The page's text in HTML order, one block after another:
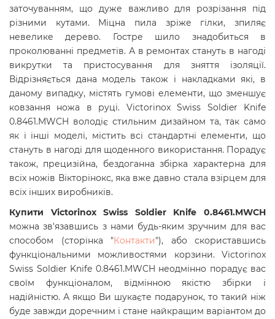
заточуванням, що дуже важливо для розрізання під
різними кутами. Міцна пила зріже гілки, зпиляє
невелике дерево. Гостре шило знадобиться в
проколюванні предметів. А в ремонтах стануть в нагоді
викрутки та пристосування для зняття ізоляції.
Відрізняється дана модель також і накладками які, в
даному випадку, містять гумові елементи, що зменшує
ковзання ножа в руці. Victorinox Swiss Soldier Knife
0.8461.MWCH володіє стильним дизайном та, так само
як і інші моделі, містить всі стандартні елементи, що
стануть в нагоді для щоденного використання. Порадує
також, прецизійна, бездоганна збірка характерна для
всіх ножів Вікторінокс, яка вже давно стала взірцем для
всіх інших виробників.
Купити Victorinox Swiss Soldier Knife 0.8461.MWCH
можна зв'язавшись з нами будь-яким зручним для вас
способом (сторінка "Контакти"), або скориставшись
функціональними можливостями корзини. Victorinox
Swiss Soldier Knife 0.8461.MWCH неодмінно порадує вас
своїм функціоналом, відмінною якістю збірки і
надійністю. А якщо Ви шукаєте подарунок, то такий ніж
буде завжди доречним і стане найкращим варіантом до